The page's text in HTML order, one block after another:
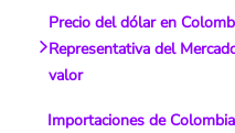
Precio del dólar en
Representativa del
valor
Importaciones de